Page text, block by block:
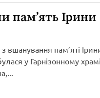
пам’ять Ірини
вшанування пам’яті
у Гарнізонному храмі